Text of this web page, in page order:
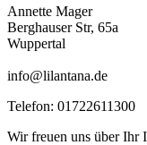
Annette Mager
Berghauser Str, 65a
Wuppertal
info@lilantana.de
Telefon: 01722611300
Wir freuen uns über Ihr